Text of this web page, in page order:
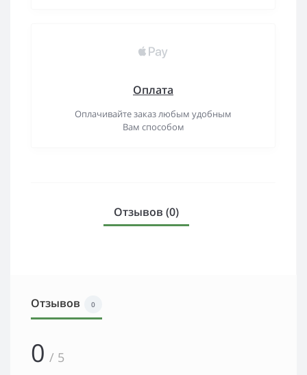
Оплата
Оплачивайте заказ любым удобным
Вам способом
Отзывов (0)
Отзывов 0
0 / 5